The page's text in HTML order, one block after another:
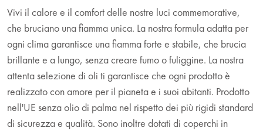
Vivi il calore e il comfort delle nostre luci commemorative,
che bruciano una fiamma unica. La nostra formula adatta per
ogni clima garantisce una fiamma forte e stabile, che brucia
brillante e a lungo, senza creare fumo o fuliggine. La nostra
attenta selezione di oli ti garantisce che ogni prodotto è
realizzato con amore per il pianeta e i suoi abitanti. Prodotto
nell'UE senza olio di palma nel rispetto dei più rigidi standard
di sicurezza e qualità. Sono inoltre dotati di coperchi in